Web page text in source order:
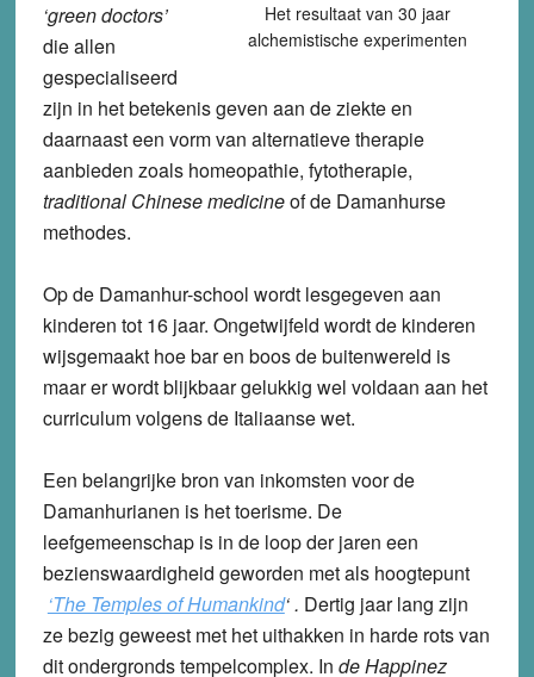
Het resultaat van 30 jaar
alchemistische experimenten
‘green doctors’
die allen
gespecialiseerd
zijn in het betekenis geven aan de ziekte en
daarnaast een vorm van alternatieve therapie
aanbieden zoals homeopathie, fytotherapie,
traditional Chinese medicineof de Damanhurse
methodes.
Op de Damanhur-school wordt lesgegeven aan
kinderen tot 16 jaar. Ongetwijfeld wordt de kinderen
wijsgemaakt hoe bar en boos de buitenwereld is
maar er wordt blijkbaar gelukkig wel voldaan aan het
curriculum volgens de Italiaanse wet.
Een belangrijke bron van inkomsten voor de
Damanhurianen is het toerisme. De
leefgemeenschap is in de loop der jaren een
bezienswaardigheid geworden met als hoogtepunt
‘The Temples of Humankind‘. Dertig jaar lang zijn
ze bezig geweest met het uithakken in harde rots van
dit ondergronds tempelcomplex. In de Happinez